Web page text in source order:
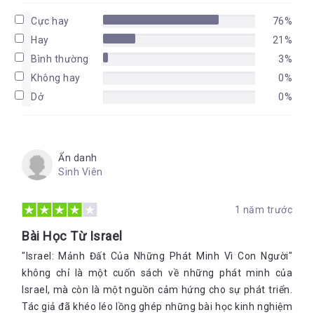
phải đối mặt, thì nhất định sẽ có ai đó đến từ Israel đang tìm
cách giải quyết chúng.
Với kết cấu gồm bốn chương, chương một là những đặc điểm
đã tạo ra một Israel phát triển, chương hai là những thách
những công nghệ cho tương lai bền vững còn cuối cùng
tích những điều Israel đang thực hiện ngay lúc này đây nhằm
cải tạo thế giới và tầm ảnh hưởng trên phạm vi toàn cầu của
đất nước này. Độc giả cũng sẽ được gợi ý về những tiềm năng
chiến tranh và thường xuyên phải chiến đấu để tự vệ và bảo
vọng chung của toàn thế giới, không phân biệt truyền thống
tôn giáo. Đó cũng là mong ước ngày một sâu sắc hơn của
Israel, đất nước nhỏ bé nằm bên bờ Địa Trung Hải.
Được chắp bút bởi Avi Jorisch, một doanh nhân dày dạn kinh
nghiệm và là chuyên gia về Trung Đông. Ông cũng là thành
Cực hay
76%
Hay
21%
Bình thường
3%
Không hay
0%
Dở
0%
Ẩn danh
Sinh Viên
1 năm trước
Bài Học Từ Israel
"Israel: Mảnh Đất Của Những Phát Minh Vì Con Người"
không chỉ là một cuốn sách về những phát minh của
Israel, mà còn là một nguồn cảm hứng cho sự phát triển.
Tác giả đã khéo léo lồng ghép những bài học kinh nghiệm